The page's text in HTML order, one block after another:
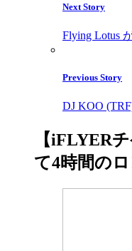
Next Story
Flying Lotus
Previous Story
DJ KOO
【iFLYER
て4時間の